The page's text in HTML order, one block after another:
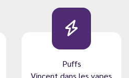
Puffs
Vincent dans les vapes